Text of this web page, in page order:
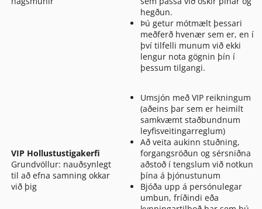
hegðun.
Þú getur mótmælt þessari
meðferð hvenær sem er, en í
því tilfelli munum við ekki
lengur nota gögnin þín í
þessum tilgangi.
VIP Hollustustigakerfi
Grundvöllur: nauðsynlegt
til að efna samning okkar
við þig
Umsjón með VIP reikningum
(aðeins þar sem er heimilt
samkvæmt staðbundnum
leyfisveitingarreglum)
Að veita aukinn stuðning,
forgangsröðun og sérsniðna
aðstoð í tengslum við notkun
þína á þjónustunum
Bjóða upp á persónulegar
umbun, fríðindi eða